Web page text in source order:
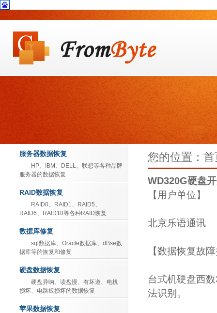
服务器数据恢复
HP、IBM、DELL、联想等各种品牌
服务器的数据恢复
RAID数据恢复
RAID0、RAID1、RAID5、
RAID6、RAID10等各种RAID恢复
数据库修复
sql数据库、Oracle数据库、dBse数
据库等的恢复和修复
硬盘数据恢复
硬盘异响、读盘慢、有坏道、电机
损坏、电路板损坏的数据恢复
苹果数据恢复
您的位置：
WD320G硬盘
【用户单位】
北京乐语通讯
【数据恢复故
台式机硬盘西
法识别。